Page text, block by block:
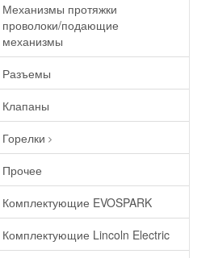
Механизмы протяжки
проволоки/подающие
механизмы
Разъемы
Клапаны
Горелки
Прочее
Комплектующие EVOSPARK
Комплектующие Lincoln Electric